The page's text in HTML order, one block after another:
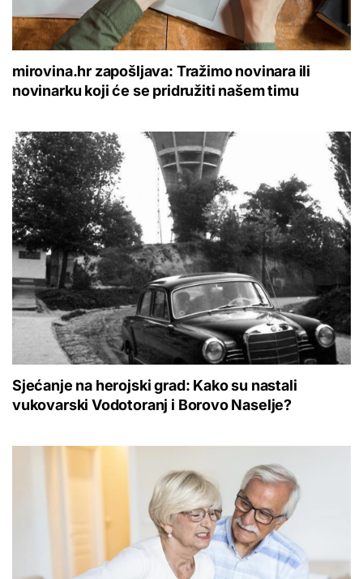
mirovina.hr zapošljava: Tražimo novinara ili
novinarku koji će se pridružiti našem timu
Sjećanje na herojski grad: Kako su nastali
vukovarski Vodotoranj i Borovo Naselje?